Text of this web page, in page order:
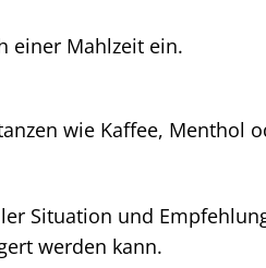
einer Mahlzeit ein.
wie Kaffee, Menthol
Situation und
werden kann.